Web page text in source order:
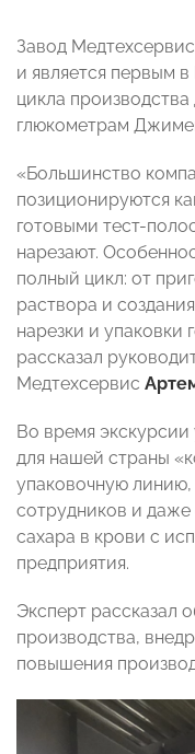
Завод
и является первым
цикла
глюкометрам
«Большинство
позиционируются
готовыми тест-
нарезают.
полный цикл: от
раствора и
нарезки и упаковки
рассказал
Медтехсервис
Во время экскурсии
для нашей страны
упаковочную
сотрудников и даже
сахара в крови с
предприятия.
Эксперт рассказал
производства,
повышения